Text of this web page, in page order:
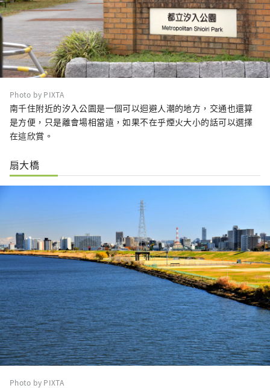
Photo by PIXTA
南千住附近的汐入公園是一個可以迴避人潮的地方，交通也還算
是方便，只是離會場相當遠，如果不在乎煙火大小的話可以選擇
在這欣賞。
扇大橋
Photo by PIXTA